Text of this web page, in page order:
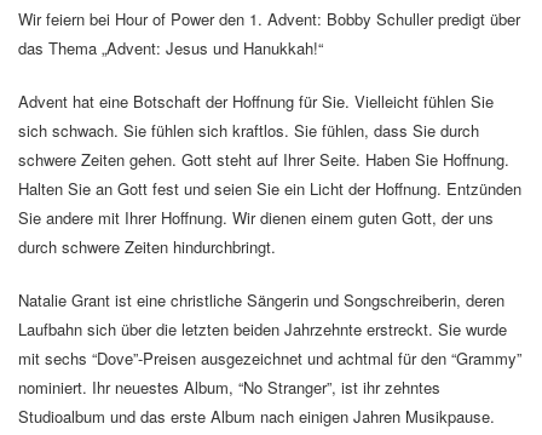
Wir feiern bei Hour of Power den 1. Advent: Bobby Schuller predigt über
das Thema „Advent: Jesus und Hanukkah!“
Advent hat eine Botschaft der Hoffnung für Sie. Vielleicht fühlen Sie
sich schwach. Sie fühlen sich kraftlos. Sie fühlen, dass Sie durch
schwere Zeiten gehen. Gott steht auf Ihrer Seite. Haben Sie Hoffnung.
Halten Sie an Gott fest und seien Sie ein Licht der Hoffnung. Entzünden
Sie andere mit Ihrer Hoffnung. Wir dienen einem guten Gott, der uns
durch schwere Zeiten hindurchbringt.
Natalie Grant ist eine christliche Sängerin und Songschreiberin, deren
Laufbahn sich über die letzten beiden Jahrzehnte erstreckt. Sie wurde
mit sechs “Dove”-Preisen ausgezeichnet und achtmal für den “Grammy”
nominiert. Ihr neuestes Album, “No Stranger”, ist ihr zehntes
Studioalbum und das erste Album nach einigen Jahren Musikpause.